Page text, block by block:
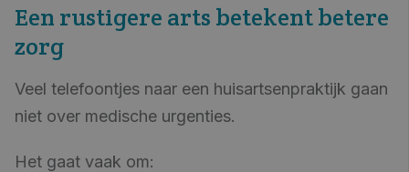
Een rustigere arts betekent betere
zorg
Veel telefoontjes naar een huisartsenpraktijk gaan
niet over medische urgenties.
Het gaat vaak om: